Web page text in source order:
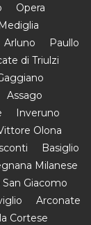
Opera
Mediglia
Arluno
Paullo
di Triulzi
Assago
Inveruno
Olona
Basiglio
Milanese
Giacomo
Arconate
Cortese